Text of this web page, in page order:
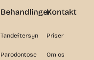
Behandlinger
Tandeftersyn
Parodontose
Kontakt
Priser
Om os